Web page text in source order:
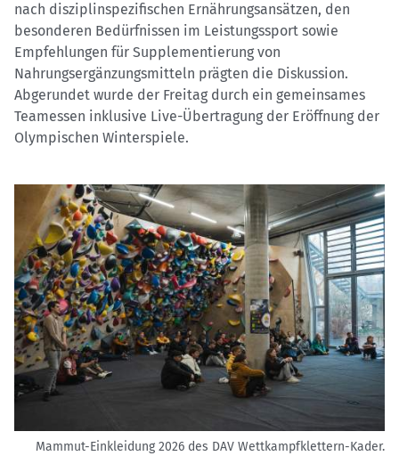
nach disziplinspezifischen Ernährungsansätzen, den
besonderen Bedürfnissen im Leistungssport sowie
Empfehlungen für Supplementierung von
Nahrungsergänzungsmitteln prägten die Diskussion.
Abgerundet wurde der Freitag durch ein gemeinsames
Teamessen inklusive Live-Übertragung der Eröffnung der
Olympischen Winterspiele.
Mammut-Einkleidung 2026 des DAV Wettkampfklettern-Kader.